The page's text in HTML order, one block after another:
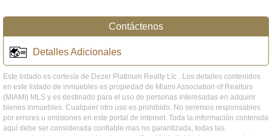
Contáctenos
Detalles Adicionales
Este listado es cortesía de Dezer Platinum Realty Llc . Los detalles contenidos
en este listado de inmuebles es propiedad de Miami Association of Realtors
(MIAMI) MLS y es destinado para el uso de personas interesadas en adquirir
bienes inmuebles. Cualquier otro uso es prohibido. No seremos responsables
por errores u omisiones en este portal de internet. Toda la información contenida
aquí debe ser considerada confiable mas no garantizada, todas las